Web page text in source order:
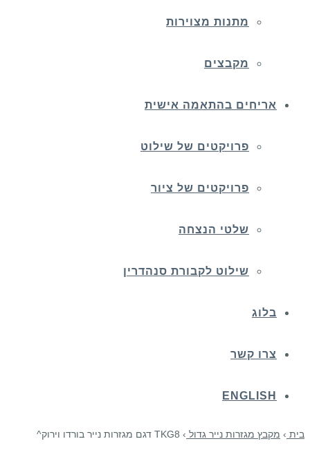
מתנות מצוירות
מקבצים
אריחים בהתאמה אישית
פרויקטים של שילוט
פרויקטים של ציור
שלטי הנצחה
שילוט לקבורת סנהדרין
בלוג
צרו קשר
ENGLISH
בית › מקבץ מגזרות נייר גדול › TKG8 דגם מגזרות נייר בורדו וירוק^